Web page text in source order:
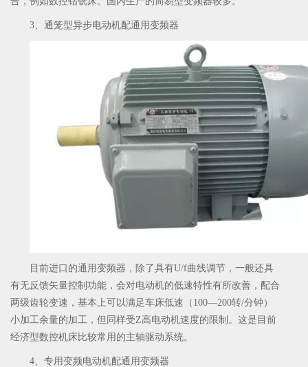
3、通笼型异步电动机配通用变频器
目前进口的通用变频器，除了具有U/f曲线调节，一般还具
有无反馈矢量控制功能，会对电动机的低速特性有所改善，配合
两级齿轮变速，基本上可以满足车床低速（100—200转/分钟）
小加工余量的加工，但同样受Z高电动机速度的限制。这是目前
经济型数控机床比较常用的主轴驱动系统。
4、专用变频电动机配通用变频器